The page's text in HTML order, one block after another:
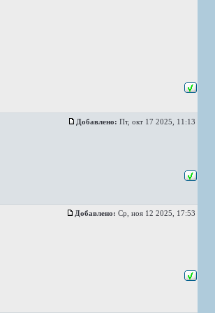
Добавлено: Пт, окт 17 2025, 11:13
Добавлено: Ср, ноя 12 2025, 17:53